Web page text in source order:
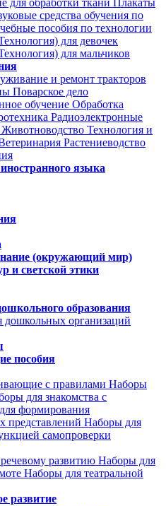
для обработки ткани Плакаты
средства обучения по
пособия по технологии
для девочек
для мальчиков
и ремонт тракторов
Поварское дело
обучение Обработка
Радиоэлектронные
Животноводство Технология и
Растениеводство
языка
(окружающий мир)
и светской этики
образования
организаций
пособия
с правилами Наборы
для знакомства с
формирования
представлений Наборы для
самопроверки
развитию Наборы для
Наборы для театральной
развитие